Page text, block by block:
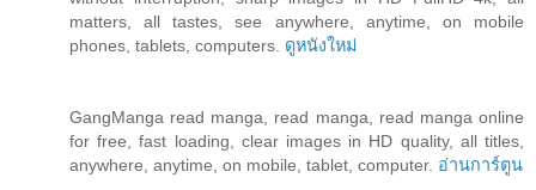
matters, all tastes, see anywhere, anytime, on mobile
phones, tablets, computers. ดูหนังใหม่
GangManga read manga, read manga, read manga online
for free, fast loading, clear images in HD quality, all titles,
anywhere, anytime, on mobile, tablet, computer. อ่านการ์ตูน